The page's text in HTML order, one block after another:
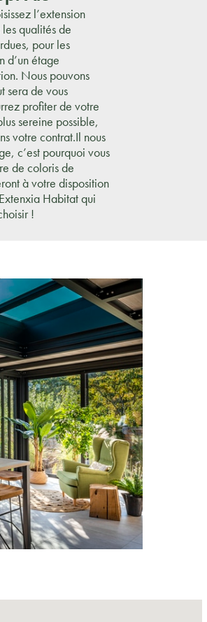
l’extension
qualités de
pour les
d’un étage
Nous pouvons
sera de vous
profiter de votre
sereine possible,
votre contrat.Il nous
c’est pourquoi vous
de coloris de
à votre disposition
Habitat qui
!